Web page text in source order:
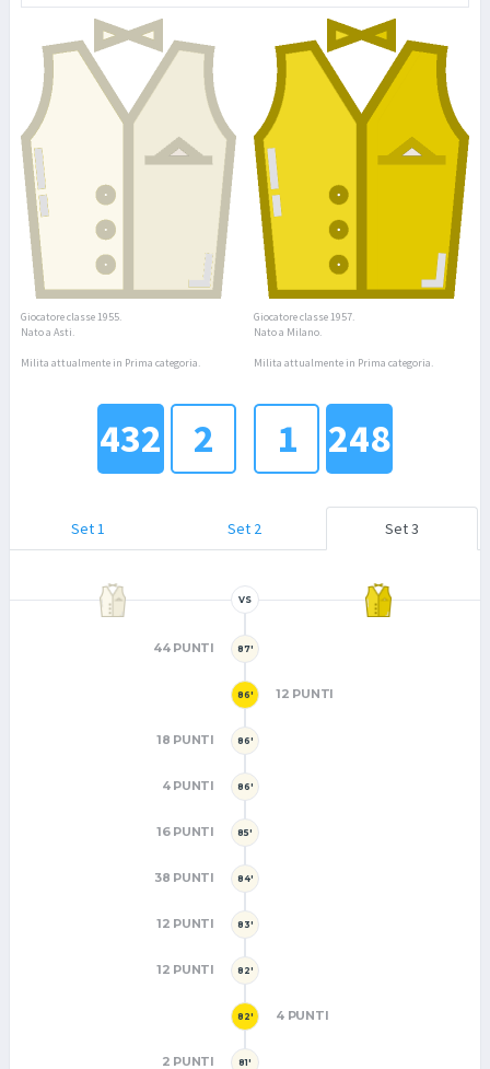
Giocatore classe 1955.
Nato a Asti.
Milita attualmente in Prima categoria.
Giocatore classe 1957.
Nato a Milano.
Milita attualmente in Prima categoria.
2
432 1 248
Set 1 Set 2 Set 3
VS
87'
44 PUNTI
86' 12 PUNTI
86'
18 PUNTI
86'
4 PUNTI
85'
16 PUNTI
84'
38 PUNTI
83'
12 PUNTI
82'
12 PUNTI
82' 4 PUNTI
81'
2 PUNTI